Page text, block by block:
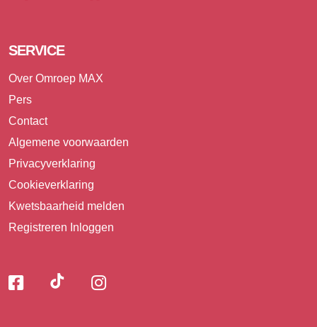
SERVICE
Over Omroep MAX
Pers
Contact
Algemene voorwaarden
Privacyverklaring
Cookieverklaring
Kwetsbaarheid melden
Registreren Inloggen
Volg
Volg
Volg